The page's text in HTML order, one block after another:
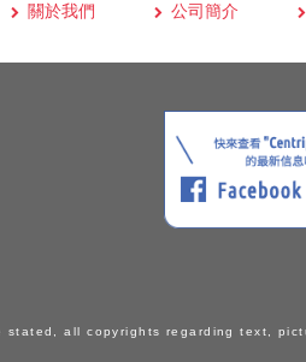
關於我們 公司簡介
stated, all copyrights regarding text,